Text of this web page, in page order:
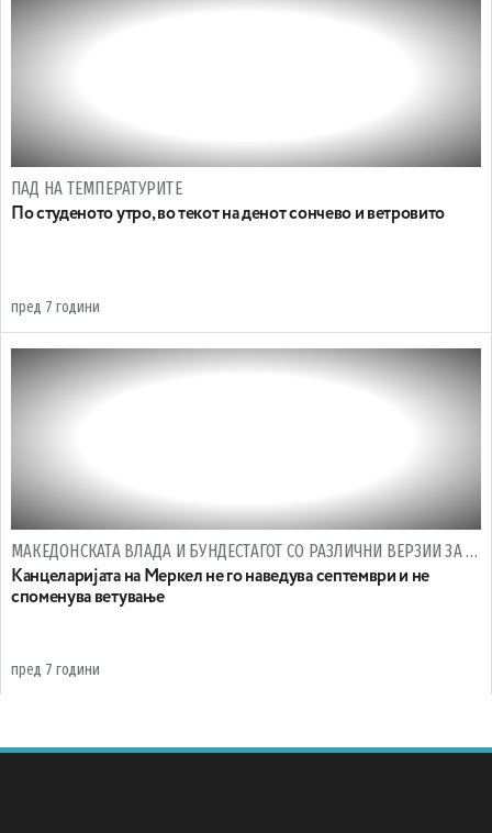
ПАД НА ТЕМПЕРАТУРИТЕ
По студеното утро, во текот на денот сончево и ветровито
пред 7 години
МАКЕДОНСКАТА ВЛАДА И БУНДЕСТАГОТ СО РАЗЛИЧНИ ВЕРЗИИ ЗА СРЕДБАТА
Канцеларијата на Меркел не го наведува септември и не
споменува ветување
пред 7 години